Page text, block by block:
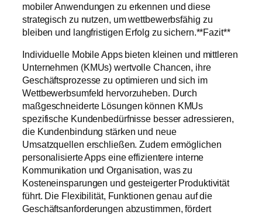
mobiler Anwendungen zu erkennen und diese
strategisch zu nutzen, um wettbewerbsfähig zu
bleiben und langfristigen Erfolg zu sichern.**Fazit**
Individuelle Mobile Apps bieten kleinen und mittleren
Unternehmen (KMUs) wertvolle Chancen, ihre
Geschäftsprozesse zu optimieren und sich im
Wettbewerbsumfeld hervorzuheben. Durch
maßgeschneiderte Lösungen können KMUs
spezifische Kundenbedürfnisse besser adressieren,
die Kundenbindung stärken und neue
Umsatzquellen erschließen. Zudem ermöglichen
personalisierte Apps eine effizientere interne
Kommunikation und Organisation, was zu
Kosteneinsparungen und gesteigerter Produktivität
führt. Die Flexibilität, Funktionen genau auf die
Geschäftsanforderungen abzustimmen, fördert